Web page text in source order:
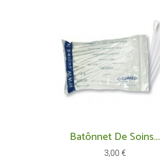
Batônnet De Soins...
Prix
3,00 €